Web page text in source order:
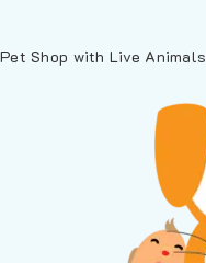
Pet Shop with Live Animals